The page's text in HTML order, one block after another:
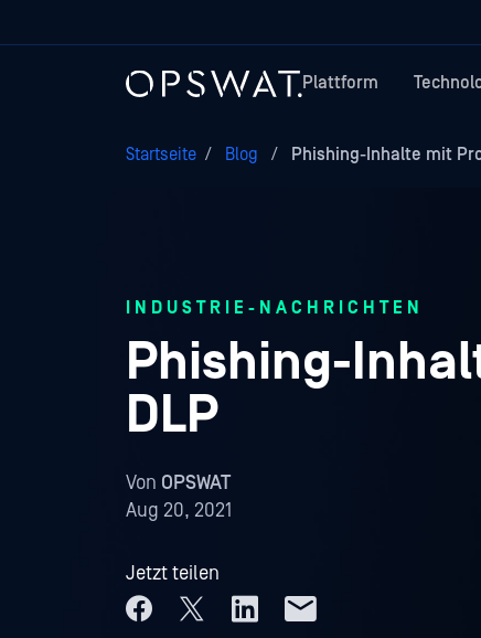
Plattform
Startseite / Blog / Phishing-Inhalte mit
INDUSTRIE-NACHRICHTEN
Phishing-
DLP
Von OPSWAT
Aug 20, 2021
Jetzt teilen